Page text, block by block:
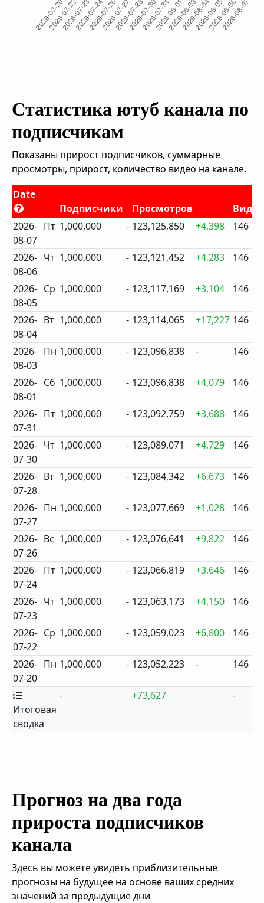
Статистика ютуб канала по
подписчикам
Показаны прирост подписчиков, суммарные
просмотры, прирост, количество видео на канале.
Date
Подписчики
Просмотров
Видео
2026-
08-07
Пт 1,000,000 - 123,125,850 +4,398 146
2026-
08-06
Чт 1,000,000 - 123,121,452 +4,283 146
2026-
08-05
Ср 1,000,000 - 123,117,169 +3,104 146
2026-
08-04
Вт 1,000,000 - 123,114,065 +17,227 146
2026-
08-03
Пн 1,000,000 - 123,096,838 - 146
2026-
08-01
Сб 1,000,000 - 123,096,838 +4,079 146
2026-
07-31
Пт 1,000,000 - 123,092,759 +3,688 146
2026-
07-30
Чт 1,000,000 - 123,089,071 +4,729 146
2026-
07-28
Вт 1,000,000 - 123,084,342 +6,673 146
2026-
07-27
Пн 1,000,000 - 123,077,669 +1,028 146
2026-
07-26
Вс 1,000,000 - 123,076,641 +9,822 146
2026-
07-24
Пт 1,000,000 - 123,066,819 +3,646 146
2026-
07-23
Чт 1,000,000 - 123,063,173 +4,150 146
2026-
07-22
Ср 1,000,000 - 123,059,023 +6,800 146
2026-
07-20
Пн 1,000,000 - 123,052,223 - 146
Итоговая
сводка
- +73,627 -
Прогноз на два года
прироста подписчиков
канала
Здесь вы можете увидеть приблизительные
прогнозы на будущее на основе ваших средних
значений за предыдущие дни